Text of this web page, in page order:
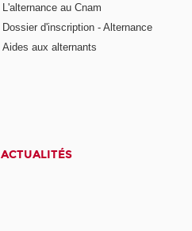
L'alternance au Cnam
Dossier d'inscription - Alternance
Aides aux alternants
ACTUALITÉS